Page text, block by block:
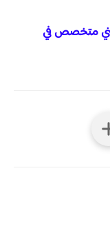
متخصص في